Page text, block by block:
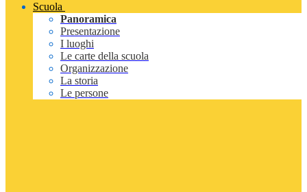
Scuola
Panoramica
Presentazione
I luoghi
Le carte della scuola
Organizzazione
La storia
Le persone